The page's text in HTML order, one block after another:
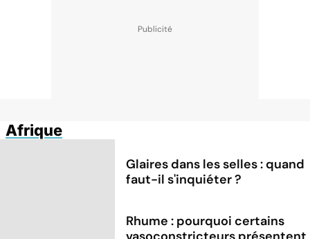
Afrique
Glaires dans les selles : quand
faut-il s'inquiéter ?
Rhume : pourquoi certains